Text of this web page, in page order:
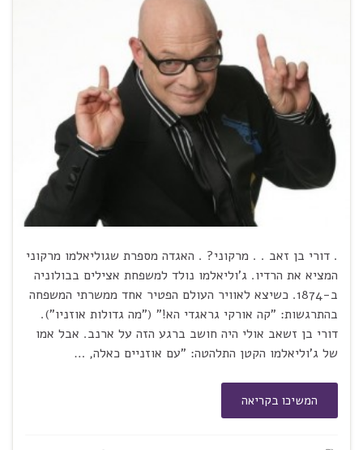
. דורי בן זאב . . מרקוני? . האגדה מספרת שגוליאלמו מרקוני
המציא את הרדיו. ג'וליאלמו נולד למשפחת אצילים בבולוניה
ב-1874. כשיצא לאוויר העולם הפטיר אחד ממשרתי המשפחה
בהתרגשות: "קה אורקי גראגדי הא!" ("מה גדולות אוזניו").
דורי בן זשאב אולי היה חושב ברגע הזה על ארנב. אבל אמו
של ג'וליאלמו הקטן התלהטה: "עם אוזניים כאלה, …
המשיכו בקריאה